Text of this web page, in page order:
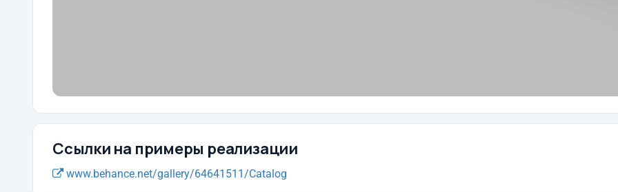
Ссылки на примеры реализации
www.behance.net/gallery/64641511/Catalog